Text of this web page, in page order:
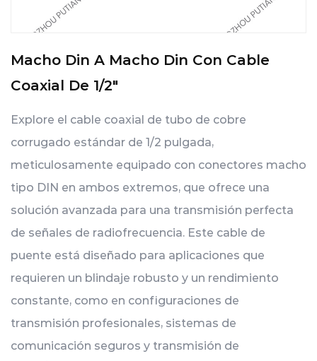
Macho Din A Macho Din Con Cable
Coaxial De 1/2"
Explore el cable coaxial de tubo de cobre
corrugado estándar de 1/2 pulgada,
meticulosamente equipado con conectores macho
tipo DIN en ambos extremos, que ofrece una
solución avanzada para una transmisión perfecta
de señales de radiofrecuencia. Este cable de
puente está diseñado para aplicaciones que
requieren un blindaje robusto y un rendimiento
constante, como en configuraciones de
transmisión profesionales, sistemas de
comunicación seguros y transmisión de